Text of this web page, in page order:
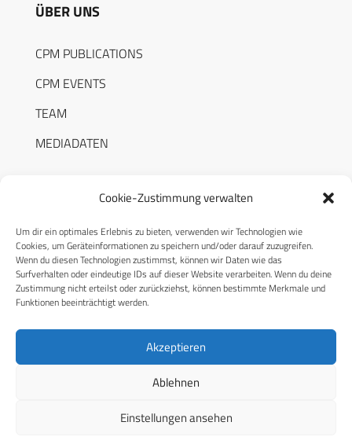
Cookie-Zustimmung verwalten
Um dir ein optimales Erlebnis zu bieten, verwenden wir Technologien wie
Cookies, um Geräteinformationen zu speichern und/oder darauf zuzugreifen.
Wenn du diesen Technologien zustimmst, können wir Daten wie das
Surfverhalten oder eindeutige IDs auf dieser Website verarbeiten. Wenn du deine
Zustimmung nicht erteilst oder zurückziehst, können bestimmte Merkmale und
Funktionen beeinträchtigt werden.
Akzeptieren
Ablehnen
Einstellungen ansehen
ÜBER UNS
CPM PUBLICATIONS
CPM EVENTS
TEAM
MEDIADATEN
RECHTLICHES
Datenschutzerklärung
Cookie-Richtlinie (EU)